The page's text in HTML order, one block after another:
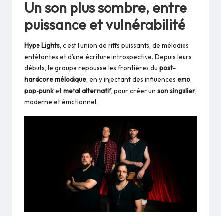
Un son plus sombre, entre
puissance et vulnérabilité
Hype Lights, c’est l’union de riffs puissants, de mélodies
entêtantes et d’une écriture introspective. Depuis leurs
débuts, le groupe repousse les frontières du post-
hardcore mélodique, en y injectant des influences emo,
pop-punketmetal alternatif, pour créer un son singulier,
moderne et émotionnel.